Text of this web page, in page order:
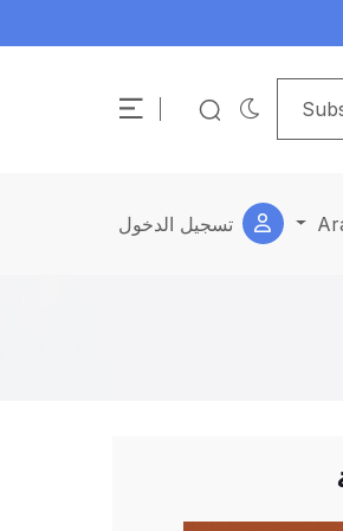
تسجيل الدخول